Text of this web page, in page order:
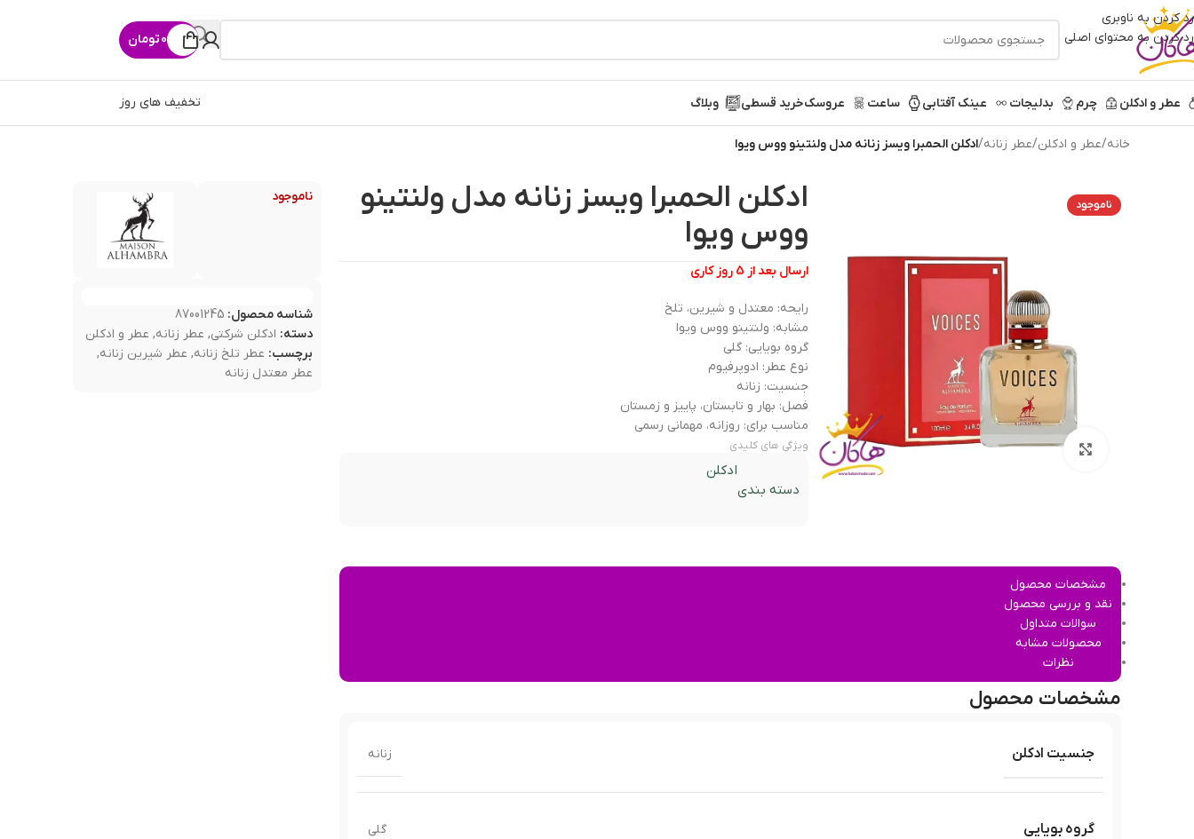
رد کردن به ناوبری
رد کردن به محتوای اصلی
0تومان
عطر و ادکلن چرم بدلیجات عینک آفتابی ساعت عروسکخرید قسطی وبلاگ تخفیف های روز
خانه/عطر و ادکلن/عطر زنانه/ادکلن الحمبرا ویسز زنانه مدل ولنتینو ووس ویوا
ناموجود
شناسه محصول: 87001245
دسته: ادکلن شرکتی, عطر زنانه, عطر و ادکلن
برچسب: عطر تلخ زنانه, عطر شیرین زنانه,
عطر معتدل زنانه
ناموجود
بزرگنمایی تصویر
ادکلن الحمبرا ویسز زنانه مدل ولنتینو
ووس ویوا
ارسال بعد از 5 روز کاری
رایحه: معتدل و شیرین، تلخ
مشابه: ولنتینو ووس ویوا
گروه بویایی: گلی
نوع عطر: ادوپرفیوم
جنسیت: زنانه
فصل: بهار و تابستان، پاییز و زمستان
مناسب برای: روزانه، مهمانی رسمی
ویژگی های کلیدی
دسته بندی
ادکلن
مشخصات محصول
نقد و بررسی محصول
سوالات متداول
محصولات مشابه
نظرات
مشخصات محصول
جنسیت ادکلن زنانه
گروه بویایی گلی